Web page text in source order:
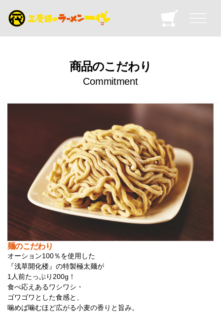
商品のこだわり
Commitment
麺のこだわり
オーション100％を使用した
『浅草開化楼』の特製極太麺が
1人前たっぷり200g！
食べ応えあるワシワシ・
ゴワゴワとした食感と、
噛めば噛むほど広がる小麦の香りと旨み。